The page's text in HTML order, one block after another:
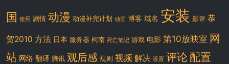
国 使用 剧情 动漫 动漫补完计划 动画 博客 域名 安装 影评 恭
贺2010 方法 日本 服务器 柯南 死亡笔记 游戏 电影 第10放映室 网
站 网络 翻译 腾讯 观后感 规则 视频 解决 设置 评论 配置